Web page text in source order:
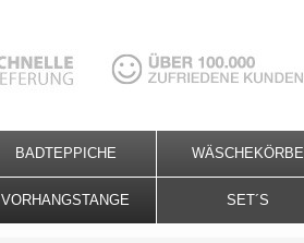
BADTEPPICHE WÄSCHEKÖRBE
VORHANGSTANGE SET´S